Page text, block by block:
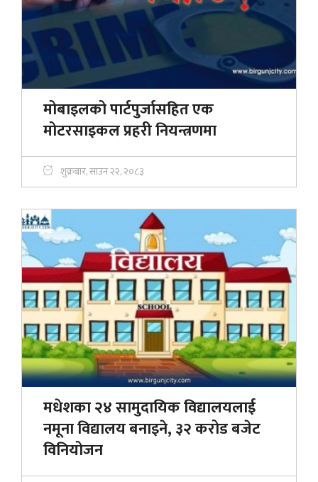
मोबाइलको पार्टपुर्जासहित एक
मोटरसाइकल प्रहरी नियन्त्रणमा
शुक्रबार, साउन २२, २०८३
मधेशका २४ सामुदायिक विद्यालयलाई
नमूना विद्यालय बनाइने, ३२ करोड बजेट
विनियोजन